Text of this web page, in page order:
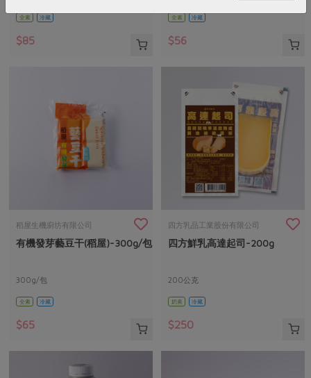
全素 冷藏
$85
全素 冷藏
$56
稻屋生機廚坊有限公司
有機發芽藝豆干(稻屋)-300g/包
300g/包
全素 冷藏
$65
四方乳品工業股份有限公司
四方鮮乳高達起司-200g
200公克
奶素 冷藏
$250